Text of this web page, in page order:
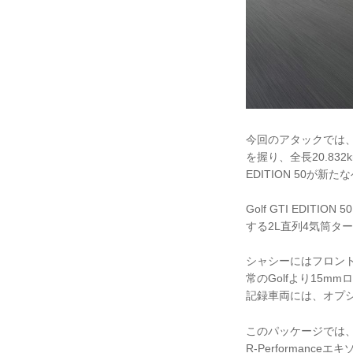
今回のアタックでは
を握り、全長
EDITION 50が新た
Golf GTI EDITION
する2L直列4気筒タ
シャシーにはフロン
常のGolfより15mm
記録車両には、オプ
このパッケージでは
R-Performanceエキ